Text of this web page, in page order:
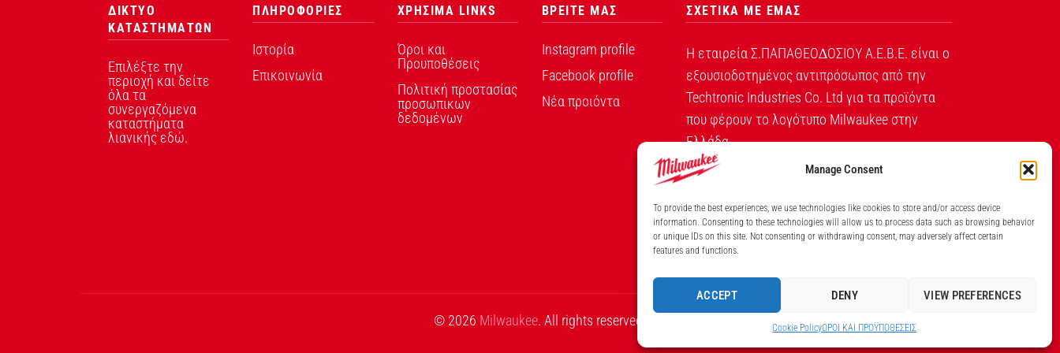
Manage Consent
To provide the best experiences, we use technologies like cookies to store and/or access device
information. Consenting to these technologies will allow us to process data such as browsing behavior
or unique IDs on this site. Not consenting or withdrawing consent, may adversely affect certain
features and functions.
ACCEPT DENY VIEW PREFERENCES
Cookie PolicyΟΡΟI ΚΑΙ ΠΡΟΫΠΟΘEΣΕΙΣ
ΔΙΚΤΥΟ
ΚΑΤΑΣΤΗΜΑΤΩΝ
Επιλέξτε την
περιοχή και δείτε
όλα τα
συνεργαζόμενα
καταστήματα
λιανικής εδώ.
ΠΛΗΡΟΦΟΡΙΕΣ
Ιστορία
Επικοινωνία
ΧΡΗΣΙΜΑ LINKS
Όροι και
Προυποθέσεις
Πολιτική προστασίας
προσωπικων
δεδομένων
ΒΡΕΙΤΕ ΜΑΣ
Instagram profile
Facebook profile
Νέα προιόντα
ΣΧΕΤΙΚΑ ΜΕ ΕΜΑΣ
Η εταιρεία Σ.ΠΑΠΑΘΕΟ∆ΟΣΙΟΥ Α.Ε.Β.Ε. είναι ο
εξουσιοδοτημένος αντιπρόσωπος από την
Techtronic Industries Co. Ltd για τα προϊόντα
που φέρουν το λογότυπο Milwaukee στην
Ελλάδα.
ΤΗΛ: (+30) 210 213 5300
ΑΡΙΘΜΟΣ ΓΕΜΗ ΕΤΑΙΡΕΙΑΣ 7826201000
© 2026 Milwaukee. All rights reserved